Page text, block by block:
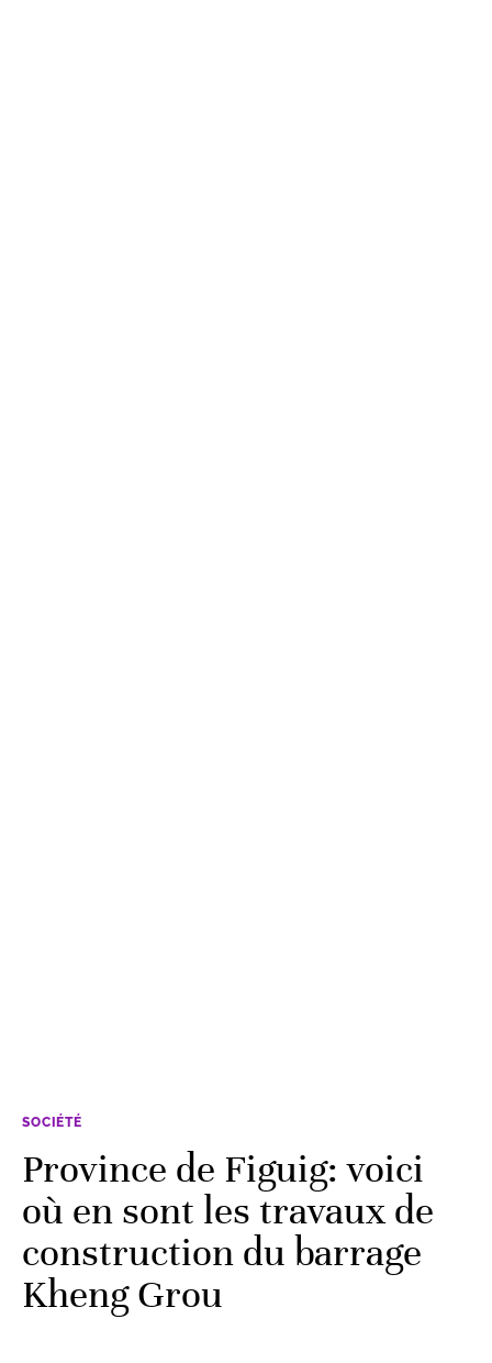
SOCIÉTÉ
Province de Figuig: voici
où en sont les travaux de
construction du barrage
Kheng Grou